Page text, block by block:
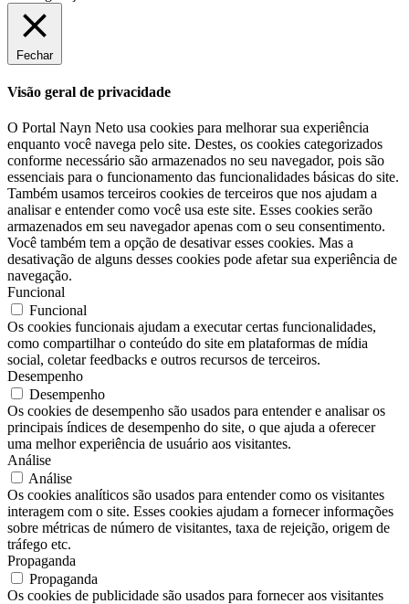
Fechar
Visão geral de privacidade
O Portal Nayn Neto usa cookies para melhorar sua experiência
enquanto você navega pelo site. Destes, os cookies categorizados
conforme necessário são armazenados no seu navegador, pois são
essenciais para o funcionamento das funcionalidades básicas do site.
Também usamos terceiros cookies de terceiros que nos ajudam a
analisar e entender como você usa este site. Esses cookies serão
armazenados em seu navegador apenas com o seu consentimento.
Você também tem a opção de desativar esses cookies. Mas a
desativação de alguns desses cookies pode afetar sua experiência de
navegação.
Funcional
Funcional
Os cookies funcionais ajudam a executar certas funcionalidades,
como compartilhar o conteúdo do site em plataformas de mídia
social, coletar feedbacks e outros recursos de terceiros.
Desempenho
Desempenho
Os cookies de desempenho são usados ​​para entender e analisar os
principais índices de desempenho do site, o que ajuda a oferecer
uma melhor experiência de usuário aos visitantes.
Análise
Análise
Os cookies analíticos são usados ​​para entender como os visitantes
interagem com o site. Esses cookies ajudam a fornecer informações
sobre métricas de número de visitantes, taxa de rejeição, origem de
tráfego etc.
Propaganda
Propaganda
Os cookies de publicidade são usados ​​para fornecer aos visitantes